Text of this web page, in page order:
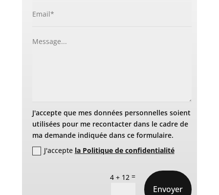
J'accepte que mes données personnelles soient
utilisées pour me recontacter dans le cadre de
ma demande indiquée dans ce formulaire.
J'accepte la Politique de confidentialité
4 + 12 =
Envoyer